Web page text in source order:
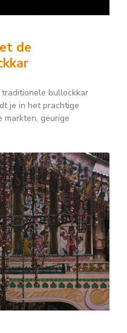
de
bullockkar
je in het prachtige
markten, geurige